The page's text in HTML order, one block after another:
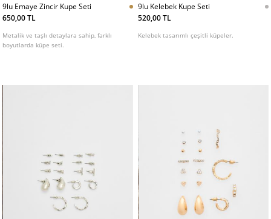
9lu Emaye Zincir Kupe Seti
650,00 TL
Metalik ve taşlı detaylara sahip, farklı
boyutlarda küpe seti.
9lu Kelebek Kupe Seti
520,00 TL
Kelebek tasarımlı çeşitli küpeler.